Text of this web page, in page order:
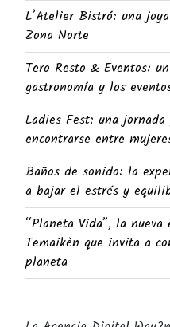
L’Atelier Bistró: una
Zona Norte
Tero Resto & Eventos:
gastronomía y los
Ladies Fest: una
encontrarse entre
Baños de sonido: la
a bajar el estrés y
“Planeta Vida”, la
Temaikèn que invita a
planeta